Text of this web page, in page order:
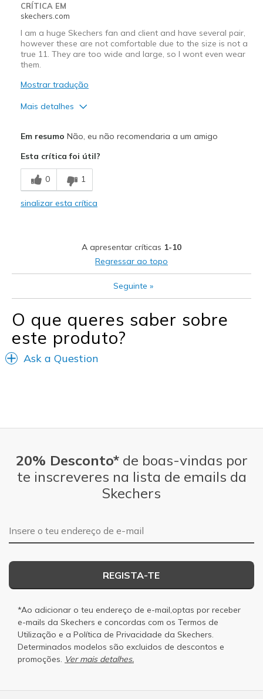
CRÍTICA EM
skechers.com
I am a huge Skechers fan and client and have several pair,
however these are not comfortable due to the size is not a
true 11. They are too wide and large, so I wont even wear
them.
Mostrar tradução
Mais detalhes
Breathe Well
Stylish
Em resumo Não, eu não recomendaria a um amigo
Esta crítica foi útil?
0 1
sinalizar esta crítica
A apresentar críticas 1-10
Regressar ao topo
Seguinte »
O que queres saber sobre
este produto?
Ask a Question
20% Desconto*de boas-vindas por
te inscreveres na lista de emails da
Skechers
Endereço de e-mail
REGISTA-TE
*Ao adicionar o teu endereço de e-mail,optas por receber
e-mails da Skechers e concordas com os Termos de
Utilização e a Política de Privacidade da Skechers.
Determinados modelos são excluidos de descontos e
promoções. Ver mais detalhes.